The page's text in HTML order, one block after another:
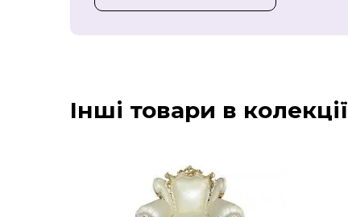
Інші товари в колекції